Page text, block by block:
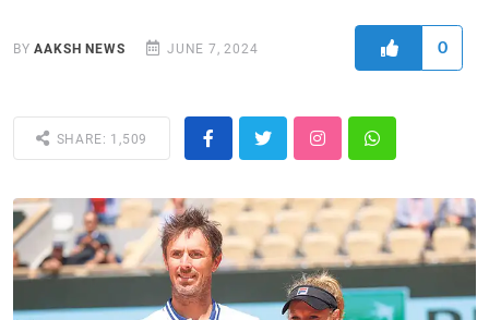
BYAAKSH NEWS JUNE 7, 2024 0
SHARE: 1,509